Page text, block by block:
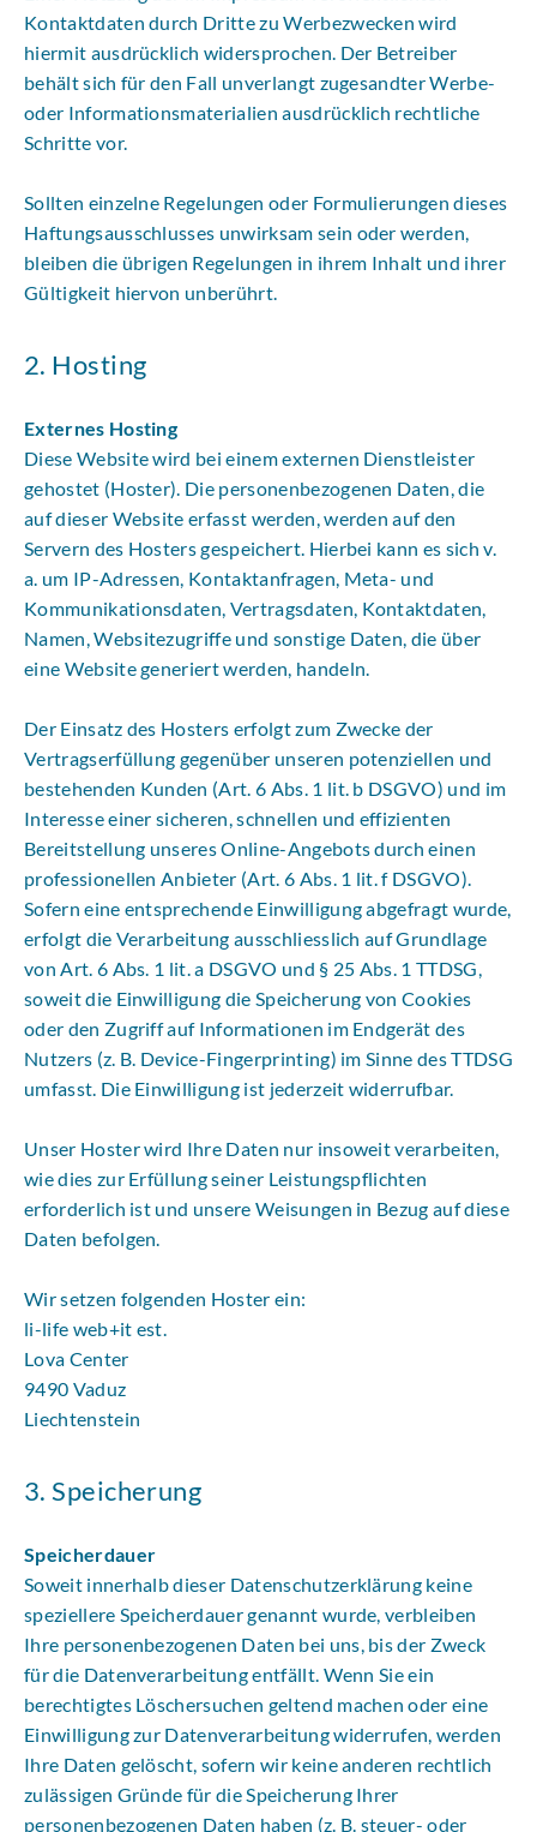
Kontaktdaten durch Dritte zu Werbezwecken wird
hiermit ausdrücklich widersprochen. Der Betreiber
behält sich für den Fall unverlangt zugesandter Werbe-
oder Informationsmaterialien ausdrücklich rechtliche
Schritte vor.
Sollten einzelne Regelungen oder Formulierungen dieses
Haftungsausschlusses unwirksam sein oder werden,
bleiben die übrigen Regelungen in ihrem Inhalt und ihrer
Gültigkeit hiervon unberührt.
2. Hosting
Externes Hosting
Diese Website wird bei einem externen Dienstleister
gehostet (Hoster). Die personenbezogenen Daten, die
auf dieser Website erfasst werden, werden auf den
Servern des Hosters gespeichert. Hierbei kann es sich v.
a. um IP-Adressen, Kontaktanfragen, Meta- und
Kommunikationsdaten, Vertragsdaten, Kontaktdaten,
Namen, Websitezugriffe und sonstige Daten, die über
eine Website generiert werden, handeln.
Der Einsatz des Hosters erfolgt zum Zwecke der
Vertragserfüllung gegenüber unseren potenziellen und
bestehenden Kunden (Art. 6 Abs. 1 lit. b DSGVO) und im
Interesse einer sicheren, schnellen und effizienten
Bereitstellung unseres Online-Angebots durch einen
professionellen Anbieter (Art. 6 Abs. 1 lit. f DSGVO).
Sofern eine entsprechende Einwilligung abgefragt wurde,
erfolgt die Verarbeitung ausschliesslich auf Grundlage
von Art. 6 Abs. 1 lit. a DSGVO und § 25 Abs. 1 TTDSG,
soweit die Einwilligung die Speicherung von Cookies
oder den Zugriff auf Informationen im Endgerät des
Nutzers (z. B. Device-Fingerprinting) im Sinne des TTDSG
umfasst. Die Einwilligung ist jederzeit widerrufbar.
Unser Hoster wird Ihre Daten nur insoweit verarbeiten,
wie dies zur Erfüllung seiner Leistungspflichten
erforderlich ist und unsere Weisungen in Bezug auf diese
Daten befolgen.
Wir setzen folgenden Hoster ein:
li-life web+it est.
Lova Center
9490 Vaduz
Liechtenstein
3. Speicherung
Speicherdauer
Soweit innerhalb dieser Datenschutzerklärung keine
speziellere Speicherdauer genannt wurde, verbleiben
Ihre personenbezogenen Daten bei uns, bis der Zweck
für die Datenverarbeitung entfällt. Wenn Sie ein
berechtigtes Löschersuchen geltend machen oder eine
Einwilligung zur Datenverarbeitung widerrufen, werden
Ihre Daten gelöscht, sofern wir keine anderen rechtlich
zulässigen Gründe für die Speicherung Ihrer
personenbezogenen Daten haben (z. B. steuer- oder